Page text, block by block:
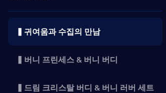
▍귀여움과 수집의 만남
▍버니 프린세스 & 버니 버디
▍드림 크리스탈 버디 & 버니 러버 세트